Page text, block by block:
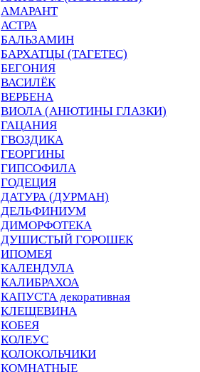
АМАРАНТ
АСТРА
БАЛЬЗАМИН
БАРХАТЦЫ (ТАГЕТЕС)
БЕГОНИЯ
ВАСИЛЁК
ВЕРБЕНА
ВИОЛА (АНЮТИНЫ ГЛАЗКИ)
ГАЦАНИЯ
ГВОЗДИКА
ГЕОРГИНЫ
ГИПСОФИЛА
ГОДЕЦИЯ
ДАТУРА (ДУРМАН)
ДЕЛЬФИНИУМ
ДИМОРФОТЕКА
ДУШИСТЫЙ ГОРОШЕК
ИПОМЕЯ
КАЛЕНДУЛА
КАЛИБРАХОА
КАПУСТА декоративная
КЛЕЩЕВИНА
КОБЕЯ
КОЛЕУС
КОЛОКОЛЬЧИКИ
КОМНАТНЫЕ